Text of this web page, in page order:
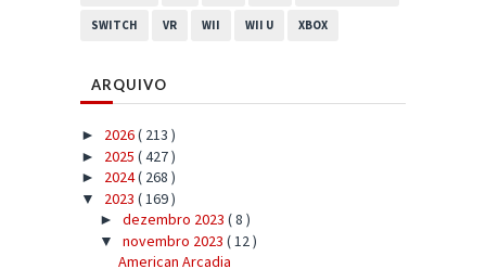
SWITCH VR WII WII U XBOX
ARQUIVO
► 2026( 213 )
► 2025 ( 427 )
► 2024( 268 )
▼ 2023 ( 169 )
► dezembro 2023 ( 8 )
▼ novembro 2023 ( 12 )
American Arcadia